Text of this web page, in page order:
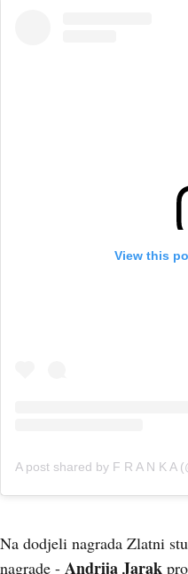
View this
A post shared by F R A N K A
Na dodjeli nagrada Zlatni
nagrade - Andrija Jarak